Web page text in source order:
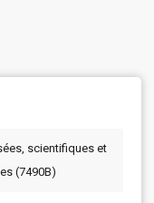
scientifiques et
(7490B)